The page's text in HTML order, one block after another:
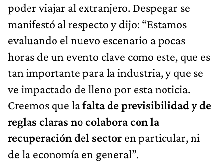
poder viajar al extranjero. Despegar se
manifestó al respecto y dijo: “Estamos
evaluando el nuevo escenario a pocas
horas de un evento clave como este, que es
tan importante para la industria, y que se
ve impactado de lleno por esta noticia.
Creemos que lafalta de previsibilidad y de
reglas claras no colabora con la
recuperación del sector en particular, ni
de la economía en general”.